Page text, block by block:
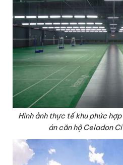
Hình ảnh thực tế khu phức
án căn hộ Celadon